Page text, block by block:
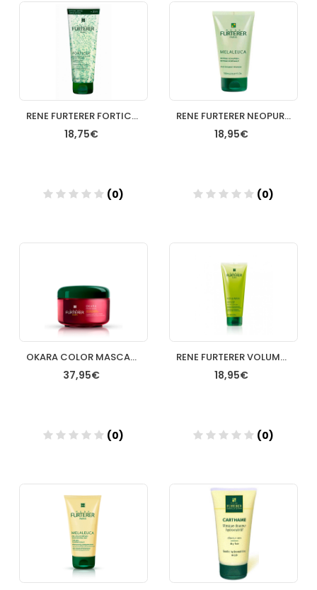
Añadir Añadir
RENE FURTERER FORTICEA CHAMPU ENERGIZANTE 200 ML
18,75€
(0)
RENE FURTERER NEOPUR CHAMPU CASPA GRASA 150 ML
18,95€
(0)
OKARA COLOR MASCARILLA PROTECTORA DEL COLOR RENE FURTERER 1 ENVASE 200 ML
37,95€
(0)
RENE FURTERER VOLUMEA CHAMPU EXPANSOR 250 ML
18,95€
(0)
Añadir